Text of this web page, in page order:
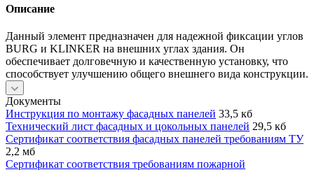
Описание
Данный элемент предназначен для надежной фиксации углов
BURG и KLINKER на внешних углах здания. Он
обеспечивает долговечную и качественную установку, что
способствует улучшению общего внешнего вида конструкции.
Документы
Инструкция по монтажу фасадных панелей 33,5 кб
Технический лист фасадных и цокольных панелей 29,5 кб
Сертификат соответствия фасадных панелей требованиям ТУ
2,2 мб
Сертификат соответствия требованиям пожарной